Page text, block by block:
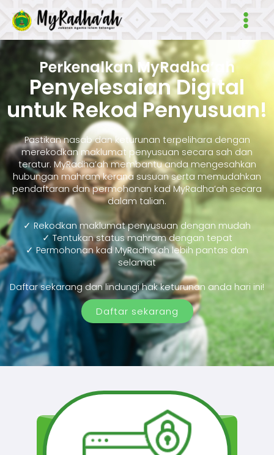
Main
Perkenalkan MyRadha’ah
Penyelesaian Digital
untuk Rekod Penyusuan!
Pastikan nasab dan keturunan terpelihara dengan
merekodkan maklumat penyusuan secara sah dan
teratur. MyRadha’ah membantu anda mengesahkan
hubungan mahram kerana susuan serta memudahkan
pendaftaran dan permohonan kad MyRadha’ah secara
dalam talian.
✓ Rekodkan maklumat penyusuan dengan mudah
✓ Tentukan status mahram dengan tepat
✓ Permohonan kad MyRadha’ah lebih pantas dan
selamat
Daftar sekarang dan lindungi hak keturunan anda hari ini!
Daftar sekarang